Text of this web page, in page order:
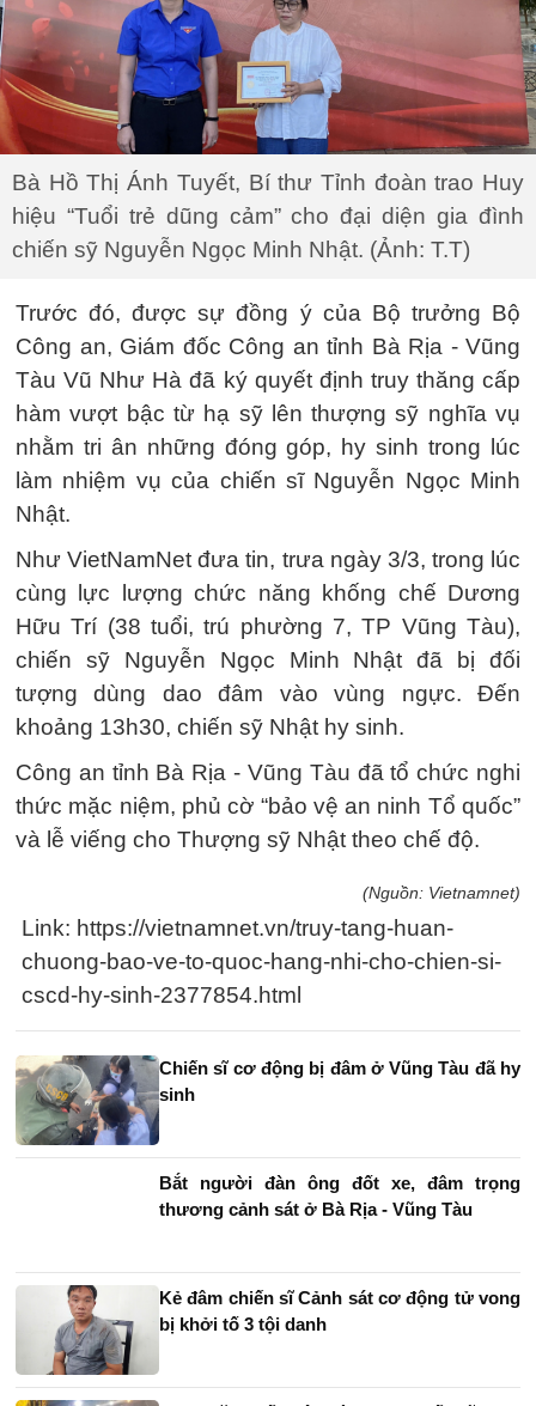
Bà Hồ Thị Ánh Tuyết, Bí thư Tỉnh đoàn trao Huy
hiệu “Tuổi trẻ dũng cảm” cho đại diện gia đình
chiến sỹ Nguyễn Ngọc Minh Nhật. (Ảnh: T.T)
Trước đó, được sự đồng ý của Bộ trưởng Bộ
Công an, Giám đốc Công an tỉnh Bà Rịa - Vũng
Tàu Vũ Như Hà đã ký quyết định truy thăng cấp
hàm vượt bậc từ hạ sỹ lên thượng sỹ nghĩa vụ
nhằm tri ân những đóng góp, hy sinh trong lúc
làm nhiệm vụ của chiến sĩ Nguyễn Ngọc Minh
Nhật.
Như VietNamNet đưa tin, trưa ngày 3/3, trong lúc
cùng lực lượng chức năng khống chế Dương
Hữu Trí (38 tuổi, trú phường 7, TP Vũng Tàu),
chiến sỹ Nguyễn Ngọc Minh Nhật đã bị đối
tượng dùng dao đâm vào vùng ngực. Đến
khoảng 13h30, chiến sỹ Nhật hy sinh.
Công an tỉnh Bà Rịa - Vũng Tàu đã tổ chức nghi
thức mặc niệm, phủ cờ “bảo vệ an ninh Tổ quốc”
và lễ viếng cho Thượng sỹ Nhật theo chế độ.
(Nguồn: Vietnamnet)
Link: https://vietnamnet.vn/truy-tang-huan-
chuong-bao-ve-to-quoc-hang-nhi-cho-chien-si-
cscd-hy-sinh-2377854.html
Chiến sĩ cơ động bị đâm ở Vũng Tàu đã hy
sinh
Bắt người đàn ông đốt xe, đâm trọng
thương cảnh sát ở Bà Rịa - Vũng Tàu
Kẻ đâm chiến sĩ Cảnh sát cơ động tử vong
bị khởi tố 3 tội danh